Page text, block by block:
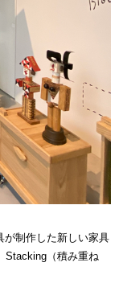
が制作した新しい家具
Stacking（積み重ね